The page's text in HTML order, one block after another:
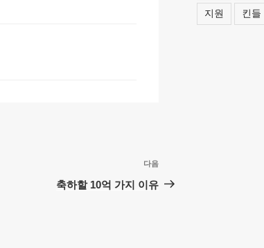
다
음
다음
축하할 10억 가지 이유
지원 킨들